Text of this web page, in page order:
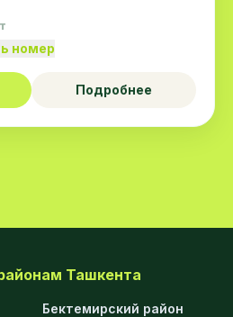
номер
Подробнее
Ташкента
Бектемирский район